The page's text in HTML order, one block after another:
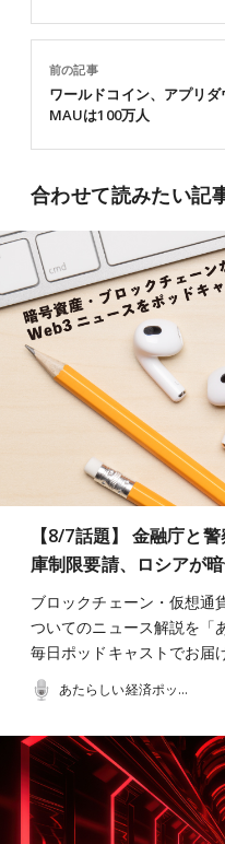
前の記事
ワールドコイン、アプリダ
MAUは100万人
合わせて読みたい記
【8/7話題】 金融庁と
庫制限要請、ロシアが
ブロックチェーン・仮想通
ついてのニュース解説を「
毎日ポッドキャストでお
あたらしい経済ポッドキャスト